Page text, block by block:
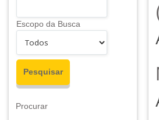
Escopo da Busca
Procurar